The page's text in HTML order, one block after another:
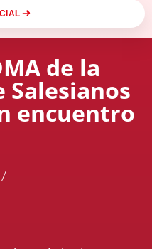
de la
Salesianos
encuentro